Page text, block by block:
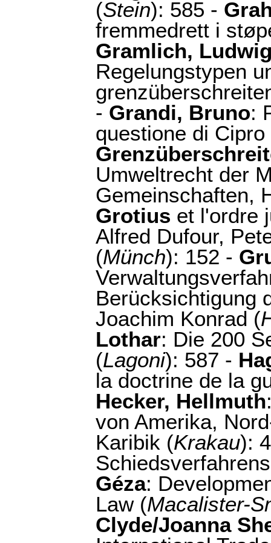
(Stein): 585 -
fremmedrett i
Gramlich,
Regelungstypen
- Grandi, Bruno:
questione di Cipro
Umweltrecht der
Gemeinschaften,
Grotius et l'ordre
Alfred Dufour,
(Münch): 152 -
Berücksichtigung
Joachim Konrad (
Lothar: Die 200
(Lagoni): 587 -
la doctrine de la
Hecker, Hellmuth
von Amerika,
Karibik (Krakau):
Géza:
Law (Macalister-
Clyde/Joanna